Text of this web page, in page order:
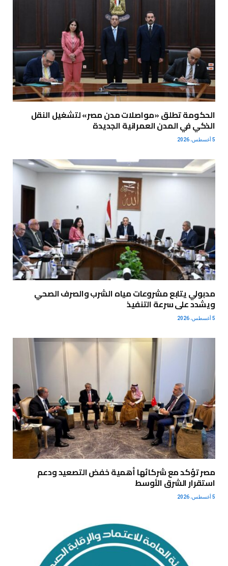
الحكومة تطلق «مواصلات مدن مصر» لتشغيل النقل
الذكي في المدن العمرانية الجديدة
5 أغسطس، 2026
مدبولي يتابع مشروعات مياه الشرب والصرف الصحي
ويشدد على سرعة التنفيذ
5 أغسطس، 2026
مصر تؤكد مع شركائها أهمية خفض التصعيد ودعم
استقرار الشرق الأوسط
5 أغسطس، 2026